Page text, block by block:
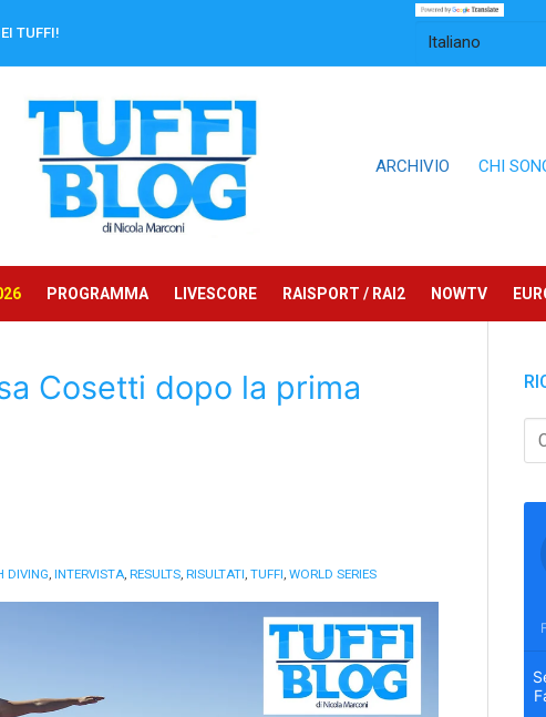
TUFFI!
ARCHIVIO CHI
PROGRAMMA LIVESCORE RAISPORT / RAI2 NOWTV
Cosetti dopo la prima
DIVING INTERVISTA RESULTS RISULTATI TUFFI WORLD SERIES